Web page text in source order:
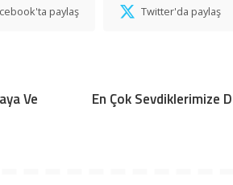
paylaş Twitter'da paylaş
Ve
En Çok Sevdiklerimize